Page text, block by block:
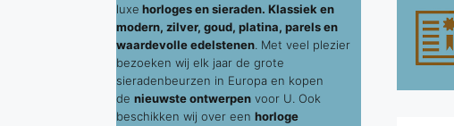
luxe horloges en sieraden. Klassiek en
modern, zilver, goud, platina, parels en
waardevolle edelstenen. Met veel plezier
bezoeken wij elk jaar de grote
sieradenbeurzen in Europa en kopen
de nieuwste ontwerpen voor U. Ook
beschikken wij over een horloge